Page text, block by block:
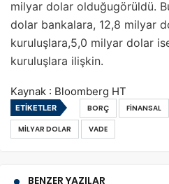
milyar dolar olduğugörüldü.
dolar bankalara, 12,8 milyar
kuruluşlara,5,0 milyar dolar
kuruluşlara ilişkin.
Kaynak : Bloomberg HT
ETIKETLER BORÇ FINANSAL
MILYAR DOLAR
VADE
BENZER YAZILAR